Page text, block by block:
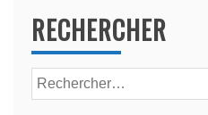
RECHERCHER
Rechercher :